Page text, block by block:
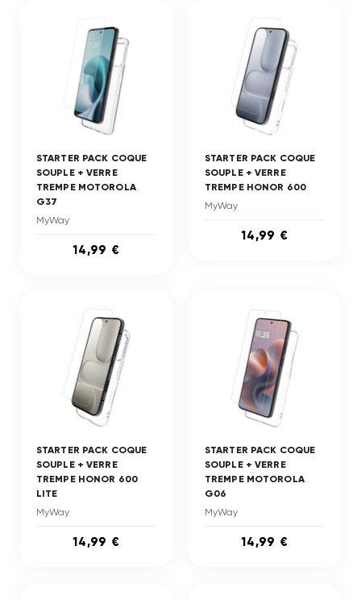
STARTER PACK COQUE
SOUPLE + VERRE
TREMPE MOTOROLA
G37
MyWay
14,99 €
STARTER PACK COQUE
SOUPLE + VERRE
TREMPE HONOR 600
MyWay
14,99 €
STARTER PACK COQUE
SOUPLE + VERRE
TREMPE HONOR 600
LITE
MyWay
14,99 €
STARTER PACK COQUE
SOUPLE + VERRE
TREMPE MOTOROLA
G06
MyWay
14,99 €